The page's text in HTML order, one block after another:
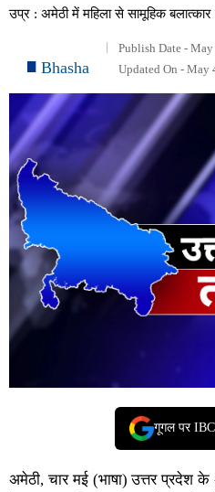
उप्र : अमेठी में महिला से सामूहिक बलात्कार
Bhasha
Publish Date -
Updated On - May
गूगल पर
अमेठी, चार मई (भाषा) उत्तर प्रदेश